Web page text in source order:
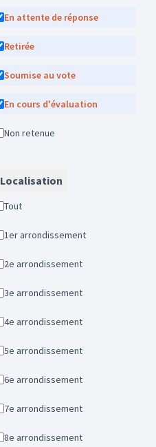
En attente de réponse
Retirée
Soumise au vote
En cours d'évaluation
Non retenue
Localisation
Tout
1er arrondissement
2e arrondissement
3e arrondissement
4e arrondissement
5e arrondissement
6e arrondissement
7e arrondissement
8e arrondissement